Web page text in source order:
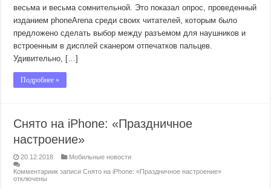
весьма и весьма сомнительной. Это показал опрос, проведенный
изданием phoneArena среди своих читателей, которым было
предложено сделать выбор между разъемом для наушников и
встроенным в дисплей сканером отпечатков пальцев.
Удивительно, […]
Подробнее »
Снято на iPhone: «Праздничное
настроение»
20.12.2018
Мобильные новости
Комментариик записи Снято на iPhone: «Праздничное настроение»
отключены